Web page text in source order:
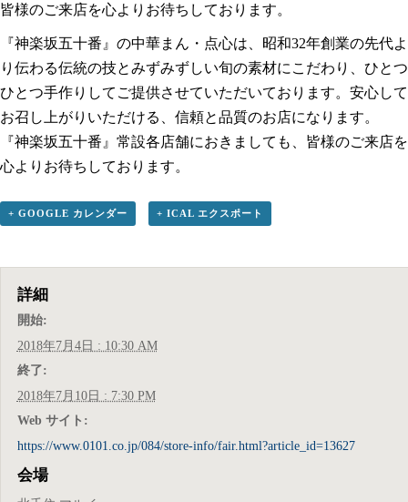
皆様のご来店を心よりお待ちしております。
『神楽坂五十番』の中華まん・点心は、昭和32年創業の先代よ
り伝わる伝統の技とみずみずしい旬の素材にこだわり、ひとつ
ひとつ手作りしてご提供させていただいております。安心して
お召し上がりいただける、信頼と品質のお店になります。
『神楽坂五十番』常設各店舗におきましても、皆様のご来店を
心よりお待ちしております。
+ GOOGLE カレンダー + ICAL エクスポート
詳細
開始:
2018年7月4日 : 10:30 AM
終了:
2018年7月10日 : 7:30 PM
Web サイト:
https://www.0101.co.jp/084/store-info/fair.html?article_id=13627
会場